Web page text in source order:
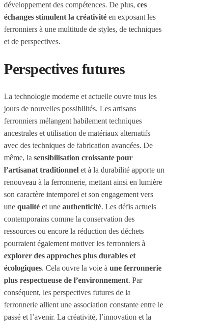
développement des compétences. De plus, ces
échanges stimulent la créativité en exposant les
ferronniers à une multitude de styles, de techniques
et de perspectives.
Perspectives futures
La technologie moderne et actuelle ouvre tous les
jours de nouvelles possibilités. Les artisans
ferronniers mélangent habilement techniques
ancestrales et utilisation de matériaux alternatifs
avec des techniques de fabrication avancées. De
même, la sensibilisation croissante pour
l’artisanat traditionnel et à la durabilité apporte un
renouveau à la ferronnerie, mettant ainsi en lumière
son caractère intemporel et son engagement vers
une qualité et une authenticité. Les défis actuels
contemporains comme la conservation des
ressources ou encore la réduction des déchets
pourraient également motiver les ferronniers à
explorer des approches plus durables et
écologiques. Cela ouvre la voie à une ferronnerie
plus respectueuse de l’environnement. Par
conséquent, les perspectives futures de la
ferronnerie allient une association constante entre le
passé et l’avenir. La créativité, l’innovation et la